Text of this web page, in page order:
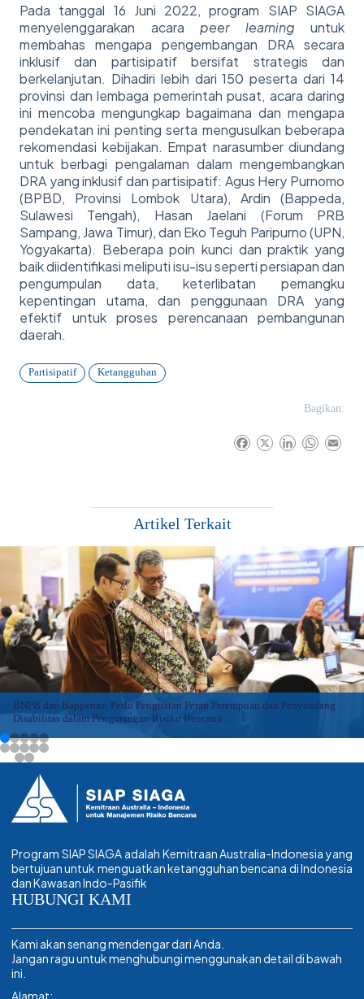
Pada tanggal 16 Juni 2022, program SIAP SIAGA
menyelenggarakan acara peer learning untuk
membahas mengapa pengembangan DRA secara
inklusif dan partisipatif bersifat strategis dan
berkelanjutan. Dihadiri lebih dari 150 peserta dari 14
provinsi dan lembaga pemerintah pusat, acara daring
ini mencoba mengungkap bagaimana dan mengapa
pendekatan ini penting serta mengusulkan beberapa
rekomendasi kebijakan. Empat narasumber diundang
untuk berbagi pengalaman dalam mengembangkan
DRA yang inklusif dan partisipatif: Agus Hery Purnomo
(BPBD, Provinsi Lombok Utara), Ardin (Bappeda,
Sulawesi Tengah), Hasan Jaelani (Forum PRB
Sampang, Jawa Timur), dan Eko Teguh Paripurno (UPN,
Yogyakarta). Beberapa poin kunci dan praktik yang
baik diidentifikasi meliputi isu-isu seperti persiapan dan
pengumpulan data, keterlibatan pemangku
kepentingan utama, dan penggunaan DRA yang
efektif untuk proses perencanaan pembangunan
daerah.
Partisipatif Ketangguhan
Bagikan:
F
b
k
X
L
n
W
p
Artikel Terkait
BNPB dan Bappenas: Perlu Penguatan Peran Perempuan dan Penyandang
Disabilitas dalam Pengurangan Risiko Bencana
Program SIAP SIAGA adalah Kemitraan Australia-Indonesia yang
bertujuan untuk menguatkan ketangguhan bencana di Indonesia
dan Kawasan Indo-Pasifik
HUBUNGI KAMI
Kami akan senang mendengar dari Anda.
Jangan ragu untuk menghubungi menggunakan detail di bawah
ini.
Alamat: